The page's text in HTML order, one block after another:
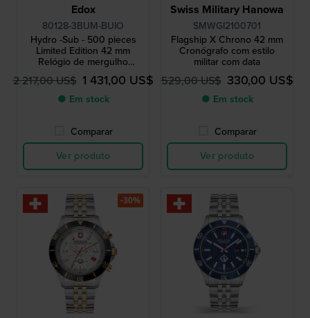
Edox
80128-3BUM-BUIO
Hydro -Sub - 500 pieces
Limited Edition 42 mm
Relógio de mergulho
automático de fabrico suíço
com certificação COSC
2 217,00 US$ 1 431,00 US$
● Em stock
Comparar
Ver produto
Swiss Military Hanowa
SMWGI2100701
Flagship X Chrono 42 mm
Cronógrafo com estilo
militar com data
529,00 US$ 330,00 US$
● Em stock
Comparar
Ver produto
-30%